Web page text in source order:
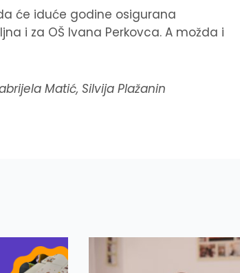
će iduće godine osigurana
i za OŠ Ivana Perkovca. A možda i
Matić, Silvija Plažanin